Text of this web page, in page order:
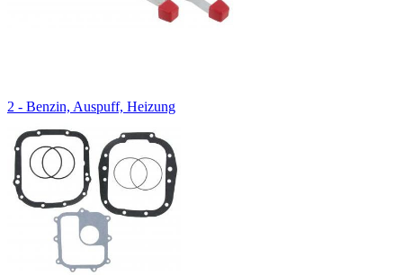
2 - Benzin, Auspuff, Heizung